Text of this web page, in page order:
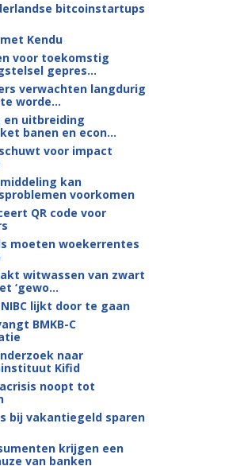
bitcoinstartups
Kendu
voor toekomstig
gepres...
verwachten langdurig
worde...
en uitbreiding
banen en econ...
voor impact
kan
voorkomen
QR code voor
moeten woekerrentes
witwassen van zwart
‘gewo...
lijkt door te gaan
BMKB-C
naar
Kifid
noopt tot
bij vakantiegeld sparen
krijgen een
van banken